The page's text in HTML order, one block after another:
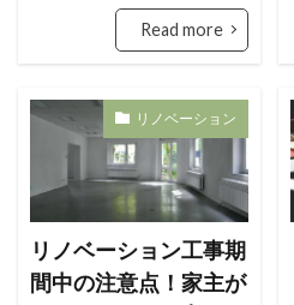
Read more
リノベーション
リノベーション工事期
間中の注意点！家主が